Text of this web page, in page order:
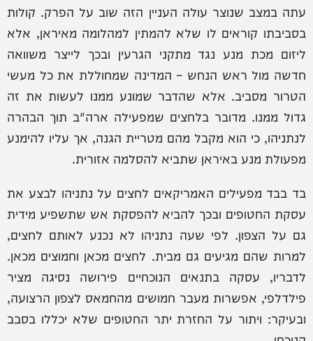
עתה במצב שנוצר עולה העניין הזה שוב על הפרק. קולות
בסביבתו קוראים לו שלא להמתין למהלומה מאיראן, אלא
ליזום מכת מנע נגד מתקני הגרעין ובכך לייצר משוואה
חדשה מול ראש הנחש – המדינה שמחוללת את כל מעשי
הטרור מסביב. אלא שהדבר שמונע ממנו לעשות את זה
גדול ממנו. מדובר בלחצים שמפעילה ארה"ב תוך הבהרה
לנתניהו, כי הוא מקבל מהם מטריית הגנה, אך עליו להימנע
מפעולת מנע באיראן שתביא להסלמה אזורית.
בד בבד מפעילים האמריקאים לחצים על נתניהו לבצע את
עסקת החטופים ובכך להביא להפסקת אש שתשפיע מידית
גם על הצפון. לפי שעה נתניהו לא נכנע לאותם לחצים,
למרות שהם מגיעים גם מבית. לחצים מכאן וחמוצים מכאן.
לדבריו, עסקה בתנאים הנוכחיים פירושה נסיגה מציר
פילדלפי, אפשרות מעבר חמושים מהחמאס לצפון הרצועה,
ובעיקר: ויתור על החזרת יתר החטופים שלא יכללו בסבב